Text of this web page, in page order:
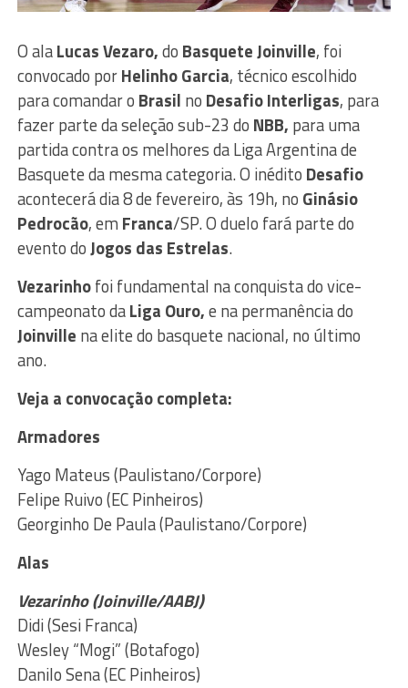
O alaLucas Vezaro,do Basquete Joinville, foi
convocado porHelinho Garcia, técnico escolhido
para comandar o Brasil no Desafio Interligas, para
fazer parte da seleção sub-23 do NBB, para uma
partida contra os melhores da Liga Argentina de
Basquete da mesma categoria. O inédito Desafio
acontecerá dia 8 de fevereiro, às 19h, no Ginásio
Pedrocão, em Franca/SP. O duelo fará parte do
evento doJogos das Estrelas.
Vezarinhofoi fundamental na conquista do vice-
campeonato daLiga Ouro,e na permanência do
Joinville na elite do basquete nacional, no último
ano.
Veja a convocação completa:
Armadores
Yago Mateus (Paulistano/Corpore)
Felipe Ruivo (EC Pinheiros)
Georginho De Paula (Paulistano/Corpore)
Alas
Vezarinho (Joinville/AABJ)
Didi (Sesi Franca)
Wesley “Mogi” (Botafogo)
Danilo Sena (EC Pinheiros)